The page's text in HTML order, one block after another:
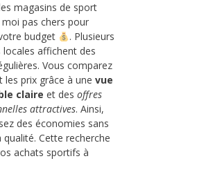
magasins de sport
pas chers pour
budget
. Plusieurs
locales affichent des
Vous comparez
les prix grâce à une vue
claire et des offres
attractives. Ainsi,
des économies sans
qualité. Cette recherche
achats sportifs à